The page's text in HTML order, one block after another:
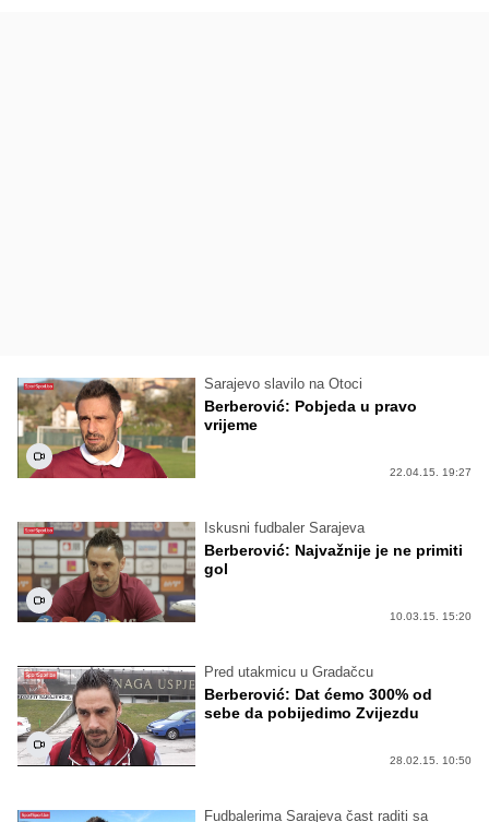
Sarajevo slavilo na Otoci
Berberović: Pobjeda u pravo
vrijeme
22.04.15. 19:27
Iskusni fudbaler Sarajeva
Berberović: Najvažnije je ne primiti
gol
10.03.15. 15:20
Pred utakmicu u Gradačcu
Berberović: Dat ćemo 300% od
sebe da pobijedimo Zvijezdu
28.02.15. 10:50
Fudbalerima Sarajeva čast raditi sa